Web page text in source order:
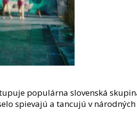
populárna slovenská
spievajú a tancujú v